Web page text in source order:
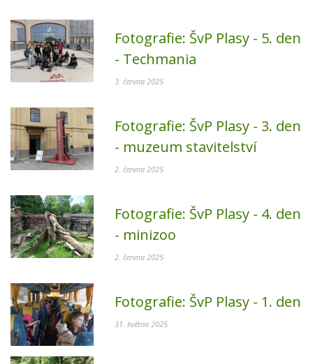
Fotografie: ŠvP Plasy - 5. den
- Techmania
3. června 2025
Fotografie: ŠvP Plasy - 3. den
- muzeum stavitelství
2. června 2025
Fotografie: ŠvP Plasy - 4. den
- minizoo
2. června 2025
Fotografie: ŠvP Plasy - 1. den
31. května 2025